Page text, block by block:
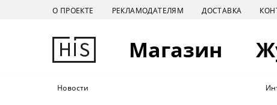
О ПРОЕКТЕ РЕКЛАМОДАТЕЛЯМ ДОСТАВКА
Магазин
Новости